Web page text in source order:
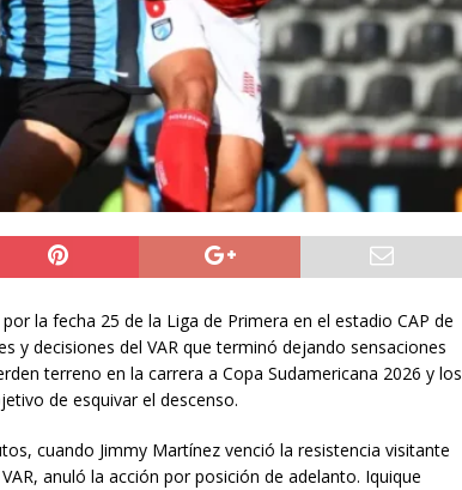
Municipal aprueba proyecto para mejorar el alumbrado
ALTO HOSPICIO
León XIV viajará a Uruguay, Argentina y Perú del 6 al 17 de
la fecha 25 de la Liga de Primera en el estadio CAP de
y decisiones del VAR que terminó dejando sensaciones
terreno en la carrera a Copa Sudamericana 2026 y los
de esquivar el descenso.
cuando Jimmy Martínez venció la resistencia visitante
anuló la acción por posición de adelanto. Iquique